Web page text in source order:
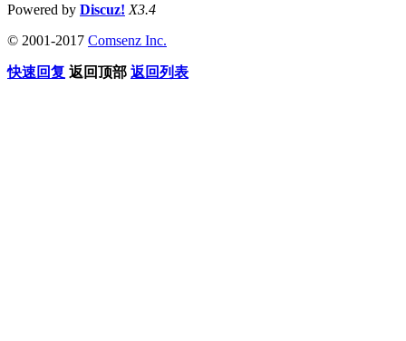
Powered by Discuz! X3.4
© 2001-2017 Comsenz Inc.
快速回复 返回顶部 返回列表